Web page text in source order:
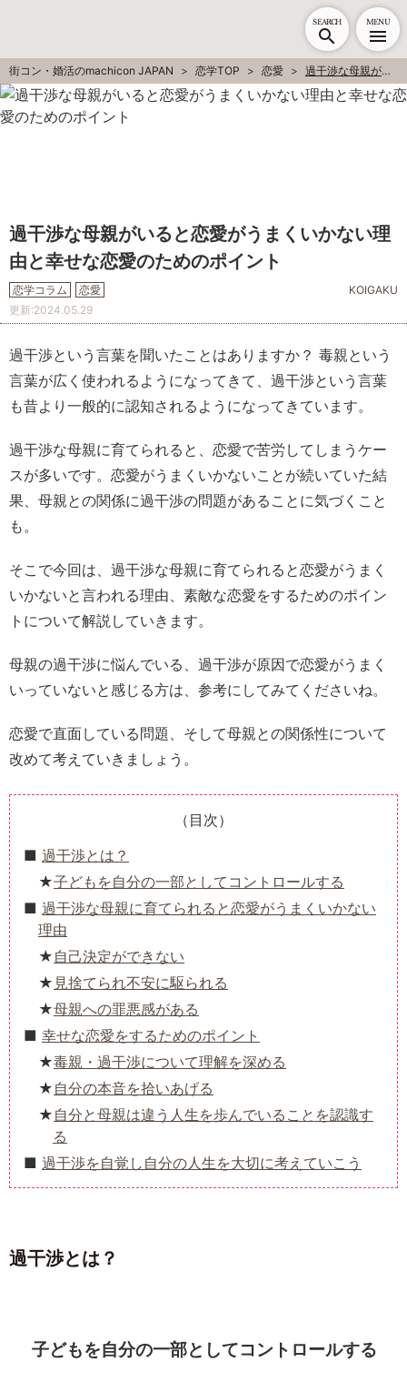
SEARCH MENU
街コン・婚活のmachicon JAPAN 恋学TOP 恋愛 過干渉な母親がいると恋愛がうまくいかない理由と幸せな恋愛のためのポイント
過干渉な母親がいると恋愛がうまくいかない理
由と幸せな恋愛のためのポイント
恋学コラム 恋愛
KOIGAKU
更新:2024.05.29
過干渉という言葉を聞いたことはありますか？ 毒親という
言葉が広く使われるようになってきて、過干渉という言葉
も昔より一般的に認知されるようになってきています。
過干渉な母親に育てられると、恋愛で苦労してしまうケー
スが多いです。恋愛がうまくいかないことが続いていた結
果、母親との関係に過干渉の問題があることに気づくこと
も。
そこで今回は、過干渉な母親に育てられると恋愛がうまく
いかないと言われる理由、素敵な恋愛をするためのポイン
トについて解説していきます。
母親の過干渉に悩んでいる、過干渉が原因で恋愛がうまく
いっていないと感じる方は、参考にしてみてくださいね。
恋愛で直面している問題、そして母親との関係性について
改めて考えていきましょう。
（目次）
過干渉とは？
子どもを自分の一部としてコントロールする
過干渉な母親に育てられると恋愛がうまくいかない
理由
自己決定ができない
見捨てられ不安に駆られる
母親への罪悪感がある
幸せな恋愛をするためのポイント
毒親・過干渉について理解を深める
自分の本音を拾いあげる
自分と母親は違う人生を歩んでいることを認識す
る
過干渉を自覚し自分の人生を大切に考えていこう
過干渉とは？
子どもを自分の一部としてコントロールする